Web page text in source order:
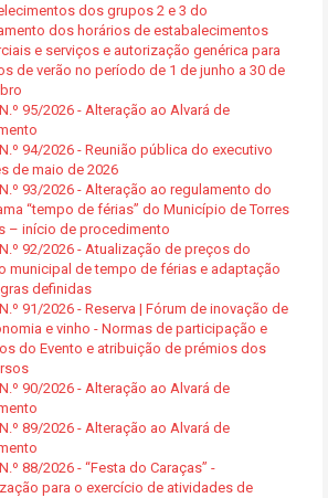
dos grupos 2 e 3 do
dos horários de estabalecimentos
e serviços e autorização genérica para
de verão no período de 1 de junho a 30 de
95/2026 - Alteração ao Alvará de
94/2026 - Reunião pública do executivo
de maio de 2026
93/2026 - Alteração ao regulamento do
“tempo de férias” do Município de Torres
– início de procedimento
92/2026 - Atualização de preços do
municipal de tempo de férias e adaptação
definidas
91/2026 - Reserva | Fórum de inovação de
e vinho - Normas de participação e
do Evento e atribuição de prémios dos
90/2026 - Alteração ao Alvará de
89/2026 - Alteração ao Alvará de
88/2026 - “Festa do Caraças” -
para o exercício de atividades de